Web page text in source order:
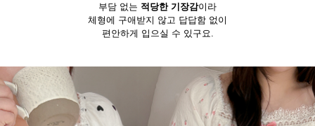
부담 없는 적당한 기장감이라
체형에 구애받지 않고 답답함 없이
편안하게 입으실 수 있구요.